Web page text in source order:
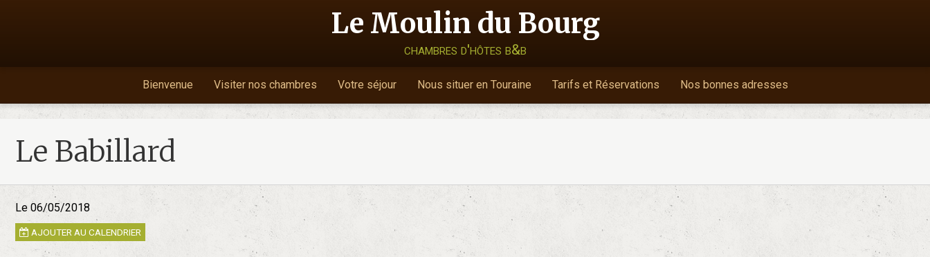
Le Moulin du Bourg
chambres d'hôtes b&b
Bienvenue Visiter nos chambres Votre séjour Nous situer en Touraine Tarifs et Réservations Nos bonnes adresses
Le Babillard
Le 06/05/2018
AJOUTER AU CALENDRIER